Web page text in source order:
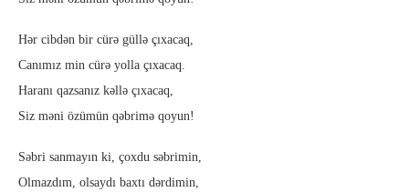
Hər cibdən bir cürə güllə çıxacaq,
Canımız min cürə yolla çıxacaq.
Haranı qazsanız kəllə çıxacaq,
Siz məni özümün qəbrimə qoyun!
Səbri sanmayın ki, çoxdu səbrimin,
Olmazdım, olsaydı baxtı dərdimin,